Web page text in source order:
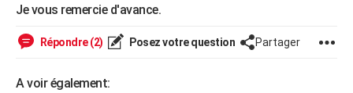
Carte de Noël
Carte Bonne année
Carte Saint-Valentin
Carte Pâques
Carte d'anniversaire
Dictionnaire
Biographies
Citations
Expressions
Proverbes
PROGRAMME TV
Je vous remercie d'avance.
Répondre (2) Posez votre question Partager
A voir également: